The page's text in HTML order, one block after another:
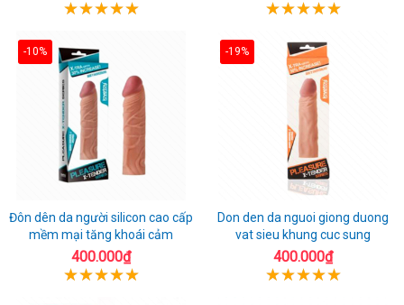
-10%
Đôn dên da người silicon cao cấp
mềm mại tăng khoái cảm
400.000₫
-19%
Don den da nguoi giong duong
vat sieu khung cuc sung
400.000₫